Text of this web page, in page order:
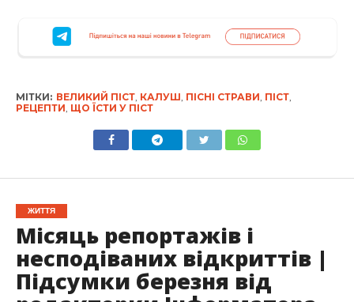
МІТКИ: ВЕЛИКИЙ ПІСТ, КАЛУШ ПІСНІ СТРАВИ ПІСТ,
РЕЦЕПТИ ЩО ЇСТИ У ПІСТ
ЖИТТЯ
Місяць репортажів і
несподіваних відкриттів |
Підсумки березня від